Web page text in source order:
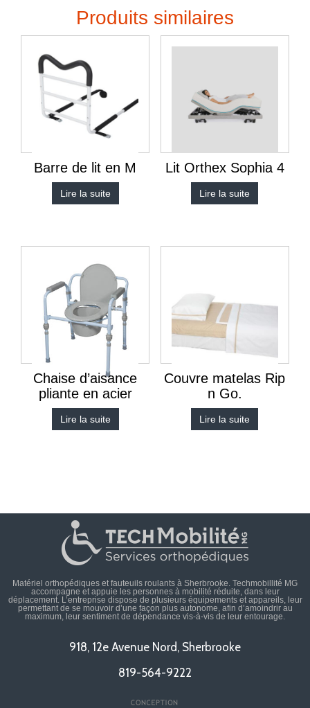
Produits similaires
Barre de lit en M
Lire la suite
Lit Orthex Sophia 4
Lire la suite
Chaise d’aisance
pliante en acier
Lire la suite
Couvre matelas Rip
n Go.
Lire la suite
Matériel orthopédiques et fauteuils roulants à Sherbrooke. Techmobillité MG
accompagne et appuie les personnes à mobilité réduite, dans leur
déplacement. L’entreprise dispose de plusieurs équipements et appareils, leur
permettant de se mouvoir d’une façon plus autonome, afin d’amoindrir au
maximum, leur sentiment de dépendance vis-à-vis de leur entourage.
918, 12e Avenue Nord, Sherbrooke
819-564-9222